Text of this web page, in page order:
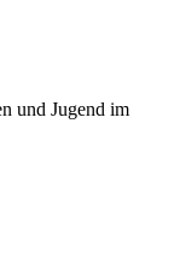
und Jugend im